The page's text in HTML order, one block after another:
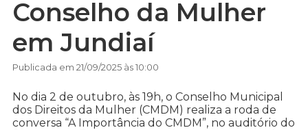
Conselho da Mulher
em Jundiaí
Publicada em 21/09/2025 às 10:00
No dia 2 de outubro, às 19h, o Conselho Municipal
dos Direitos da Mulher (CMDM) realiza a roda de
conversa “A Importância do CMDM”, no auditório do